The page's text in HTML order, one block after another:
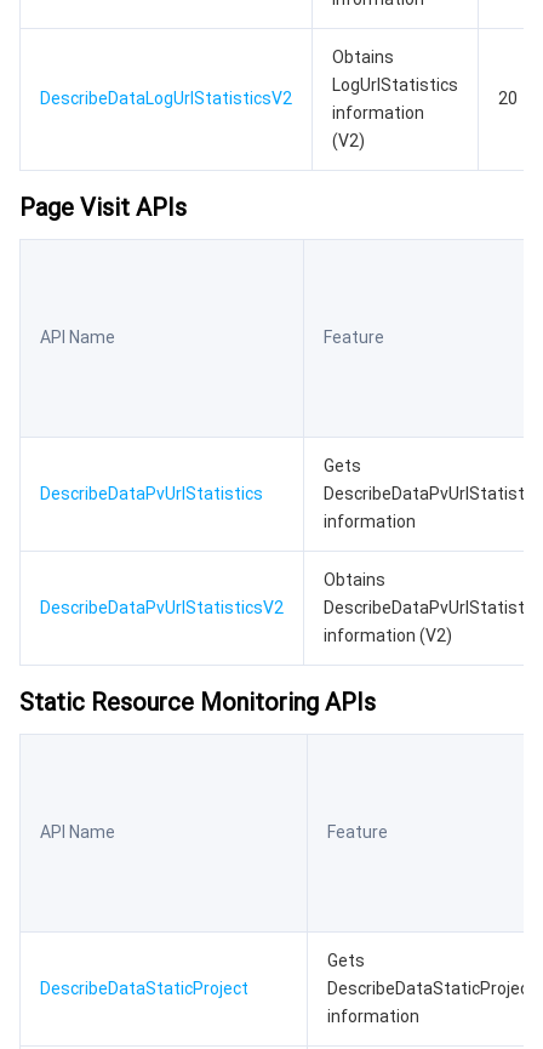
DescribeDataLogUrlStatisticsV2
Obtains
LogUrlStatistics
information
(V2)
20
Page Visit APIs
API Name Feature
DescribeDataPvUrlStatistics
Gets
information
DescribeDataPvUrlStatisticsV2
Obtains
information (V2)
Static Resource Monitoring APIs
API Name Feature
DescribeDataStaticProject
Gets
DescribeDataStaticProject
information